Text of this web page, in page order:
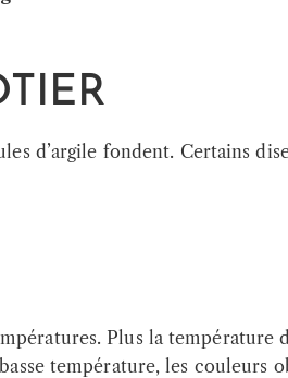
d’argile fondent. Certains
Plus la température
température, les couleurs